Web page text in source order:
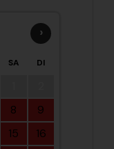
›
SA DI
8
9
15
16